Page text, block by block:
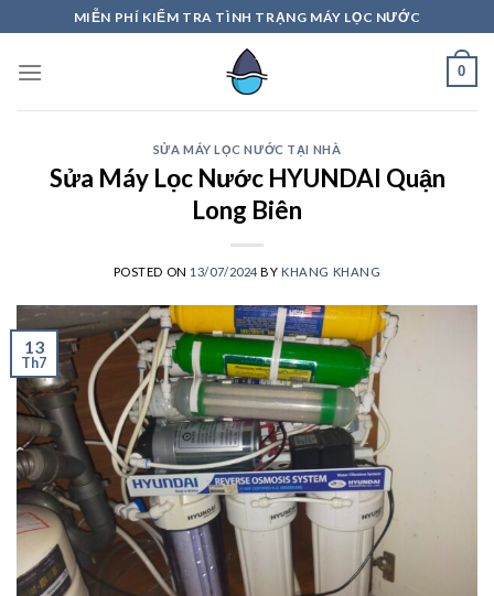
to
content
MIỄN PHÍ KIỂM TRA TÌNH TRẠNG MÁY LỌC NƯỚC
0
SỬA MÁY LỌC NƯỚC TẠI NHÀ
Sửa Máy Lọc Nước HYUNDAI Quận
Long Biên
POSTED ON 13/07/2024 BY KHANG KHANG
13
Th7